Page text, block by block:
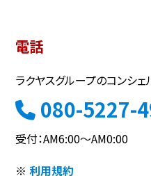
電話
ラクヤスグループのコンシ
080-5227-
受付：AM6:00～AM0:00
※利用規約